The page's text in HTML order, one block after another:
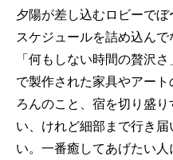
夕陽が差し込むロビーで
スケジュールを詰め込ん
「何もしない時間の贅沢
で製作された家具やアー
ろんのこと、宿を切り盛
い、けれど細部まで行き
い。一番癒してあげたい